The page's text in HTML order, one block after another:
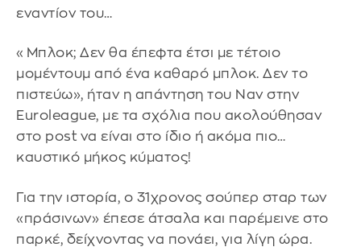
εναντίον του…
«Μπλοκ; Δεν θα έπεφτα έτσι με τέτοιο
μομέντουμ από ένα καθαρό μπλοκ. Δεν το
πιστεύω», ήταν η απάντηση του Ναν στην
Euroleague, με τα σχόλια που ακολούθησαν
στο post να είναι στο ίδιο ή ακόμα πιο…
καυστικό μήκος κύματος!
Για την ιστορία, ο 31χρονος σούπερ σταρ των
«πράσινων» έπεσε άτσαλα και παρέμεινε στο
παρκέ, δείχνοντας να πονάει, για λίγη ώρα.